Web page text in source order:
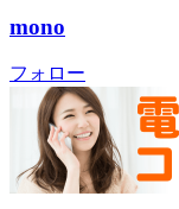
mono
フォロー